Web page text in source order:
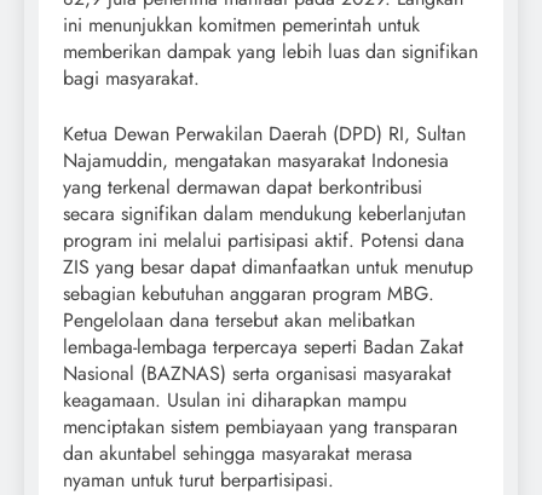
ini menunjukkan komitmen pemerintah untuk
memberikan dampak yang lebih luas dan signifikan
bagi masyarakat.
Ketua Dewan Perwakilan Daerah (DPD) RI, Sultan
Najamuddin, mengatakan masyarakat Indonesia
yang terkenal dermawan dapat berkontribusi
secara signifikan dalam mendukung keberlanjutan
program ini melalui partisipasi aktif. Potensi dana
ZIS yang besar dapat dimanfaatkan untuk menutup
sebagian kebutuhan anggaran program MBG.
Pengelolaan dana tersebut akan melibatkan
lembaga-lembaga terpercaya seperti Badan Zakat
Nasional (BAZNAS) serta organisasi masyarakat
keagamaan. Usulan ini diharapkan mampu
menciptakan sistem pembiayaan yang transparan
dan akuntabel sehingga masyarakat merasa
nyaman untuk turut berpartisipasi.